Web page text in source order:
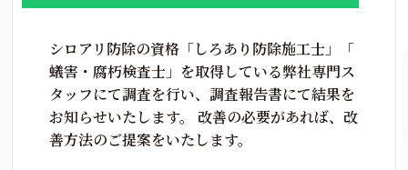
シロアリ防除の資格「しろあり防除施工士」「
蟻害・腐朽検査士」を取得している弊社専門ス
タッフにて調査を行い、調査報告書にて結果を
お知らせいたします。 改善の必要があれば、改
善方法のご提案をいたします。